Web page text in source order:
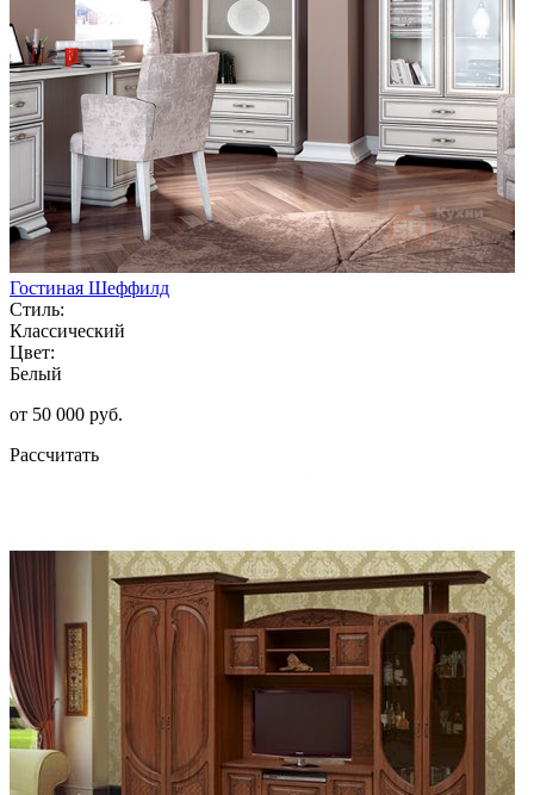
Гостиная Шеффилд
Стиль:
Классический
Цвет:
Белый
от 50 000 руб.
Рассчитать